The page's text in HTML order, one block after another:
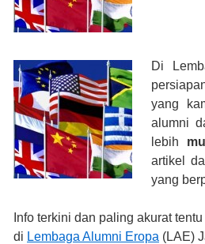
Di
yang
alumni
lebih
artikel
yang
Info terkini dan paling akurat
di Lembaga Alumni Eropa (LAE)